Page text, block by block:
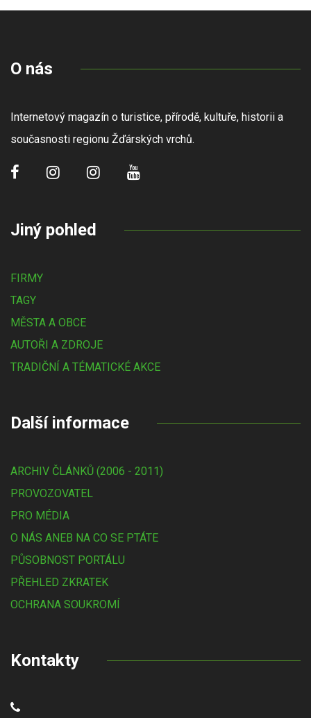
O nás
Internetový magazín o turistice, přírodě, kultuře, historii a
současnosti regionu Žďárských vrchů.
Jiný pohled
FIRMY
TAGY
MĚSTA A OBCE
AUTOŘI A ZDROJE
TRADIČNÍ A TÉMATICKÉ AKCE
Další informace
ARCHIV ČLÁNKŮ (2006 - 2011)
PROVOZOVATEL
PRO MÉDIA
O NÁS ANEB NA CO SE PTÁTE
PŮSOBNOST PORTÁLU
PŘEHLED ZKRATEK
OCHRANA SOUKROMÍ
Kontakty